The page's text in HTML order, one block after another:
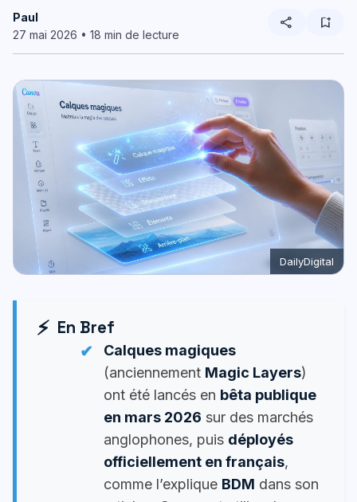
Paul
27 mai 2026 • 18 min de lecture
share bookmark_add
DailyDigital
En Bref
Calques magiques
(anciennement Magic Layers)
ont été lancés en bêta publique
en mars 2026 sur des marchés
anglophones, puis déployés
officiellement en français,
comme l’explique BDM dans son